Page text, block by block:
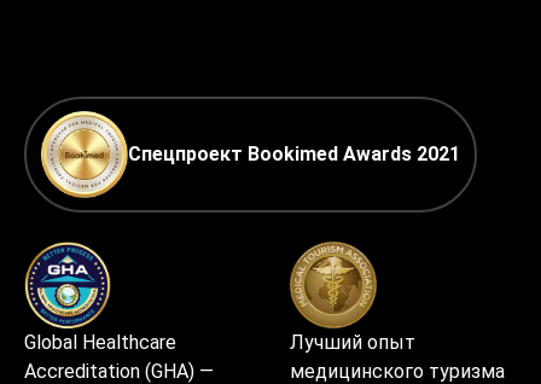
Спецпроект Bookimed Awards 2021
Global Healthcare
Accreditation (GHA) —
Лучший опыт
медицинского туризма